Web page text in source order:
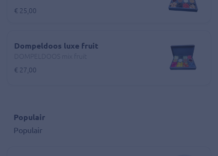
€ 25,00
Dompeldoos luxe fruit
€ 27,00
Populair
Populair